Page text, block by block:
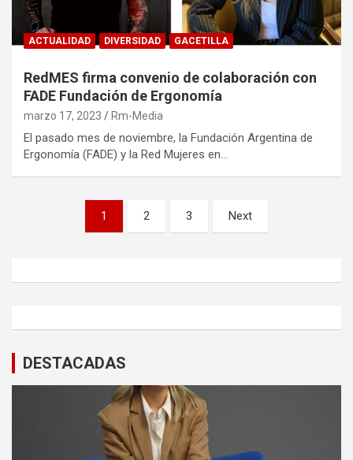
ACTUALIDAD DIVERSIDAD GACETILLA
RedMES firma convenio de colaboración con
FADE Fundación de Ergonomía
marzo 17, 2023 Rm-Media
El pasado mes de noviembre, la Fundación Argentina de
Ergonomía (FADE) y la Red Mujeres en…
Navegación
1 2 3 Next
DESTACADAS